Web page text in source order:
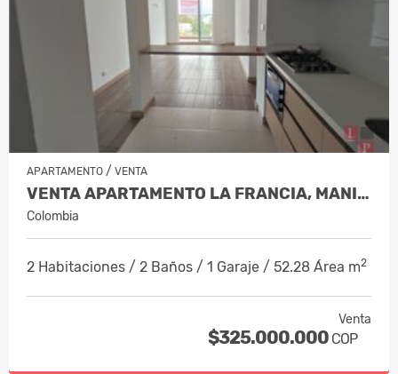
APARTAMENTO / VENTA
VENTA APARTAMENTO LA FRANCIA, MANIZ…
Colombia
2 Habitaciones / 2 Baños / 1 Garaje / 52.28 Área m2
Venta
$325.000.000 COP